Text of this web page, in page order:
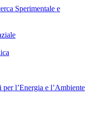
Sperimentale e
per l’Energia e l’Ambiente